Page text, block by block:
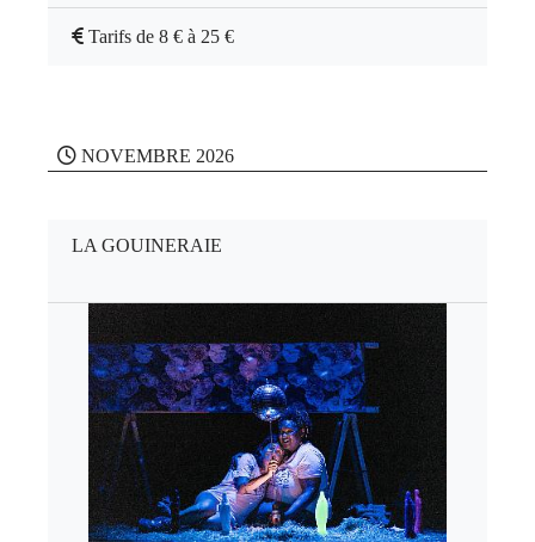
Tarifs de 8 € à 25 €
NOVEMBRE 2026
LA GOUINERAIE